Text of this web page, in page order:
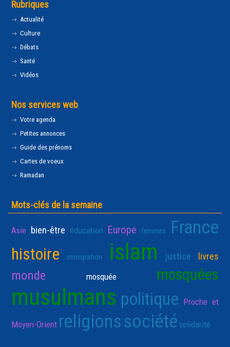
Rubriques
Actualité
Culture
Débats
Santé
Vidéos
Nos services web
Votre agenda
Petites annonces
Guide des prénoms
Cartes de voeux
Ramadan
Mots-clés de la semaine
Asie bien-être éducation Europe femmes France
histoire immigration islam justice livres
monde mosquée mosquées
musulmans politique Proche et
Moyen-Orient religionssociété solidarité